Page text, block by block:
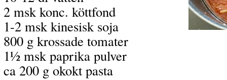
2 msk konc. köttfond
1-2 msk kinesisk soja
800 g krossade tomater
1½ msk paprika pulver
ca 200 g okokt pasta